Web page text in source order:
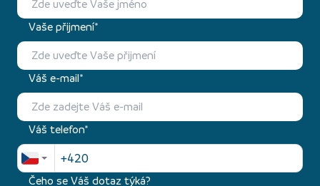
Vaše přijmení*
Váš e-mail*
Váš telefon*
Čeho se Váš dotaz týká?